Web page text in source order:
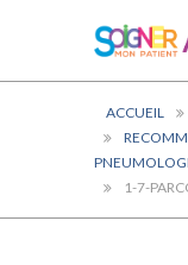
ACCUEIL
1-7-